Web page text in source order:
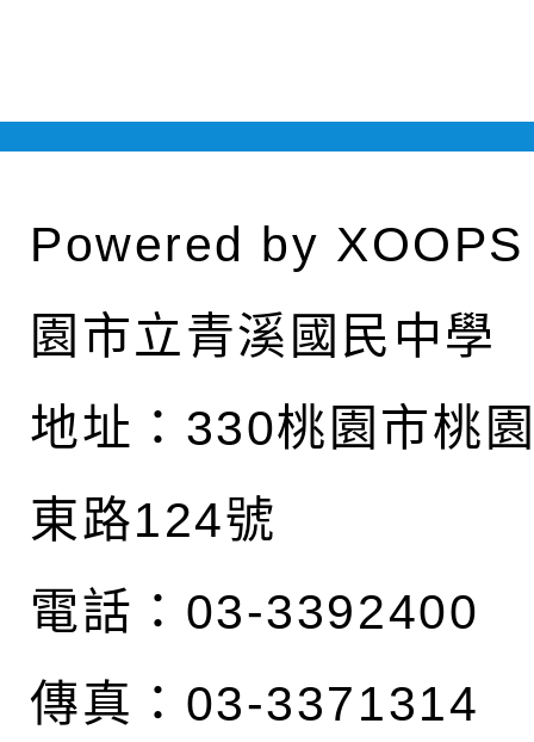
Powered by XOOPS
園市立青溪國民中學
地址： 330桃園市桃
東路124號
電話：03-3392400
傳真：03-3371314